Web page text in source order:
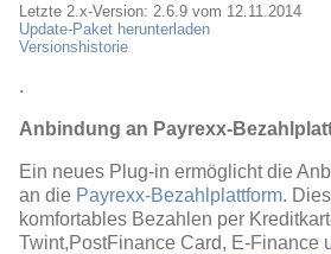
Letzte 2.x-Version: 2.6.9 vom 12.11.2014
Update-Paket herunterladen
Versionshistorie
.
Anbindung an Payrexx-
Ein neues Plug-in ermöglicht die
an die Payrexx-Bezahlplattform.
komfortables Bezahlen per
Twint,PostFinance Card, E-Finance